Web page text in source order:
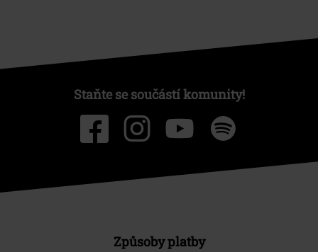
Staňte se součástí komunity!
Způsoby platby